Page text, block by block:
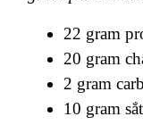
22 gram
20 gram
2 gram
10 gram sắt